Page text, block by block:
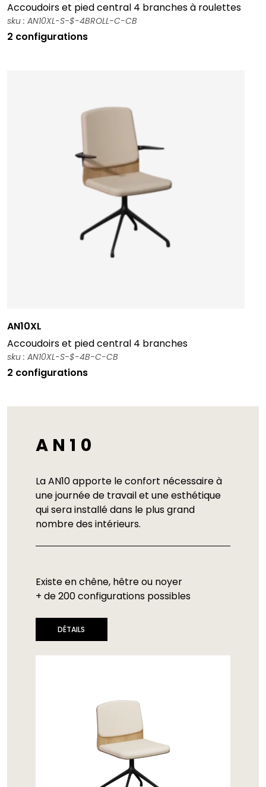
Accoudoirs et pied central 4 branches à roulettes
sku : AN10XL-S-$-4BROLL-C-CB
2 configurations
AN10XL
Accoudoirs et pied central 4 branches
sku : AN10XL-S-$-4B-C-CB
2 configurations
AN10
La AN10 apporte le confort nécessaire à
une journée de travail et une esthétique
qui sera installé dans le plus grand
nombre des intérieurs.
Existe en chêne, hêtre ou noyer
+ de 200 configurations possibles
DÉTAILS